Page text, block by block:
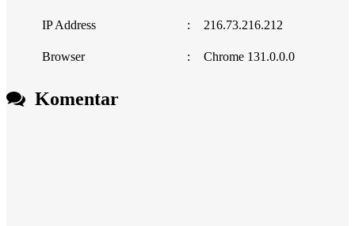
IP Address : 216.73.216.212
Browser : Chrome 131.0.0.0
Komentar